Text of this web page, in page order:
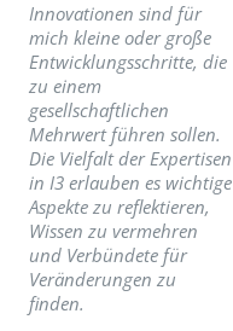
Innovationen sind für
mich kleine oder große
Entwicklungsschritte, die
zu einem
gesellschaftlichen
Mehrwert führen sollen.
Die Vielfalt der Expertisen
in I3 erlauben es wichtige
Aspekte zu reflektieren,
Wissen zu vermehren
und Verbündete für
Veränderungen zu
finden.